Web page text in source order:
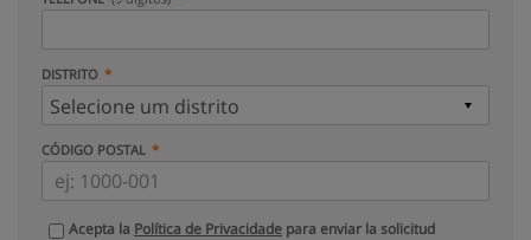
DISTRITO
CÓDIGO POSTAL
Acepta la Política de Privacidade para enviar la solicitud